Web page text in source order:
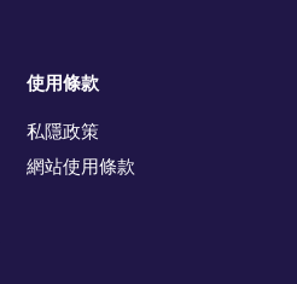
使用條款
私隱政策
網站使用條款